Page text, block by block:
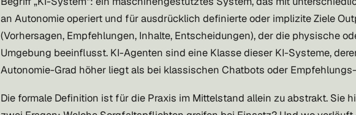
an Autonomie operiert und für ausdrücklich definierte oder implizite Ziele
(Vorhersagen, Empfehlungen, Inhalte, Entscheidungen), der die physische
Umgebung beeinflusst. KI-Agenten sind eine Klasse dieser KI-Systeme,
Autonomie-Grad höher liegt als bei klassischen Chatbots oder
Die formale Definition ist für die Praxis im Mittelstand allein zu abstrakt. Sie